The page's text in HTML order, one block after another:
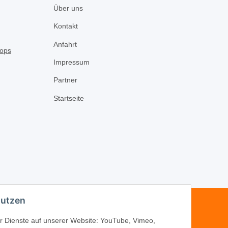
Über uns
Kontakt
Anfahrt
Impressum
Partner
Startseite
auf unserer Website: YouTube, Vimeo,